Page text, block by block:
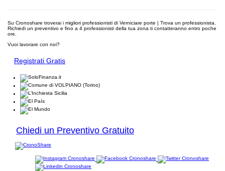
Su Cronoshare troverai i migliori professionisti di Verniciare porte | Trova un professionista.
Richiedi un preventivo e fino a 4 professionisti della tua zona ti contatteranno entro poche
ore.
Vuoi lavorare con noi?
Registrati Gratis
Chiedi un Preventivo Gratuito